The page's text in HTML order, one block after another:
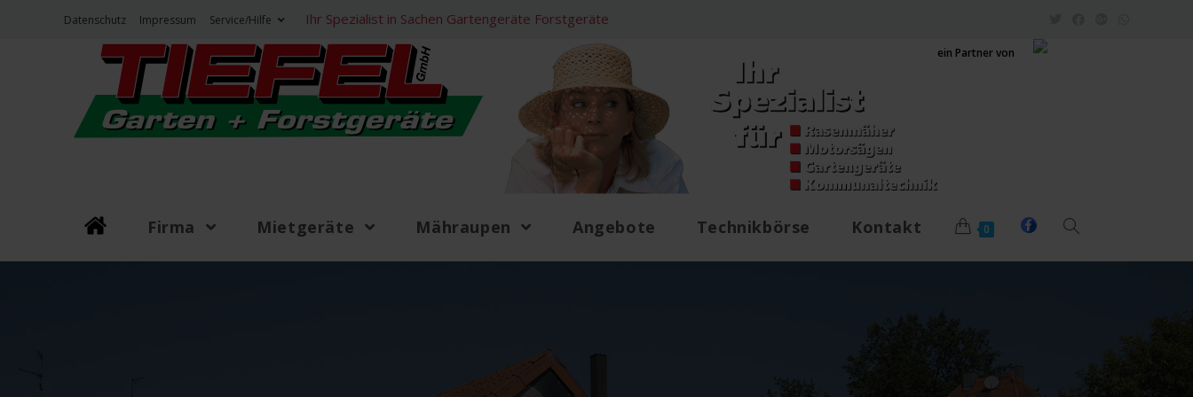
Datenschutz Impressum Service/Hilfe Ihr Spezialist in Sachen Gartengeräte Forstgeräte
ein Partner von
Firma Mietgeräte Mähraupen Angebote Technikbörse Kontakt 0